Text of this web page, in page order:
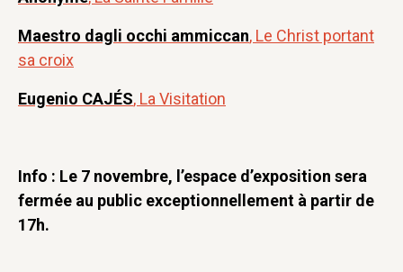
Maestro dagli occhi ammiccan, Le Christ portant
sa croix
Eugenio CAJÉS, La Visitation
Info : Le 7 novembre, l’espace d’exposition sera
fermée au public exceptionnellement à partir de
17h.